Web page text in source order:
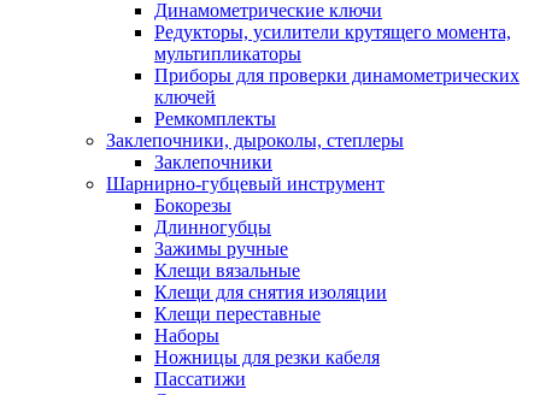
Динамометрические ключи
Редукторы, усилители крутящего момента,
мультипликаторы
Приборы для проверки динамометрических
ключей
Ремкомплекты
Заклепочники, дыроколы, степлеры
Заклепочники
Шарнирно-губцевый инструмент
Бокорезы
Длинногубцы
Зажимы ручные
Клещи вязальные
Клещи для снятия изоляции
Клещи переставные
Наборы
Ножницы для резки кабеля
Пассатижи